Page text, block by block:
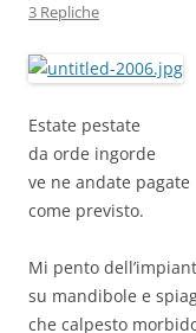
3 Repliche
Estate pestate
da orde ingorde
ve ne andate pagate
come previsto.
Mi pento
su mandibole e
che calpesto